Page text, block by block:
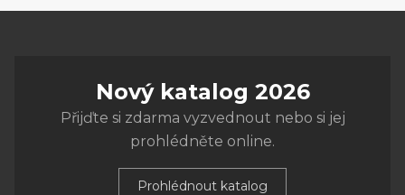
Nový katalog 2026
Přijďte si zdarma vyzvednout nebo si jej
prohlédněte online.
Prohlédnout katalog